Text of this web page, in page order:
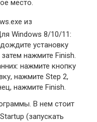
место.
из
Windows 8/10/11:
установку
нажмите Finish.
нажмите кнопку
нажмите Step 2,
нажмите Finish.
В нем стоит
(запускать